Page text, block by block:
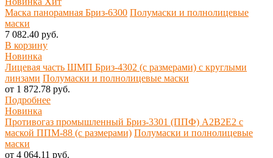
Маска панорамная Бриз-6300 Полумаски и полнолицевые
маски
7 082.40 руб.
В корзину
Новинка
Лицевая часть ШМП Бриз-4302 (с размерами) с круглыми
линзами Полумаски и полнолицевые маски
от 1 872.78 руб.
Подробнее
Новинка
Противогаз промышленный Бриз-3301 (ППФ) А2В2Е2 с
маской ППМ-88 (с размерами) Полумаски и полнолицевые
маски
от 4 064.11 руб.